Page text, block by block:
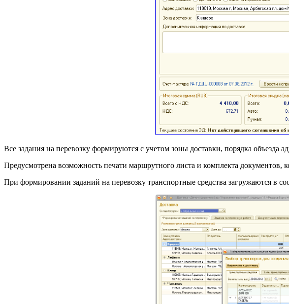
Все задания на перевозку формируются с учетом зоны доставки, порядка объезда
Предусмотрена возможность печати маршрутного листа и комплекта
При формировании заданий на перевозку транспортные средства загружаются в